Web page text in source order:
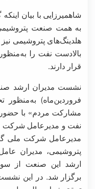
شاهمیرزایی با بیان
به همت صنعت
هلدینگ‌های پتروشیمی
بالادست نفت را
قرار دارند.
فروردین‌ماه)
مشارکت مردم» با حضور
نفت و مدیرعامل شرکت
مدیرعامل شرکت ملی
پتروشیمی، مدیران
ارشد این صنعت از
برگزار شد. در این